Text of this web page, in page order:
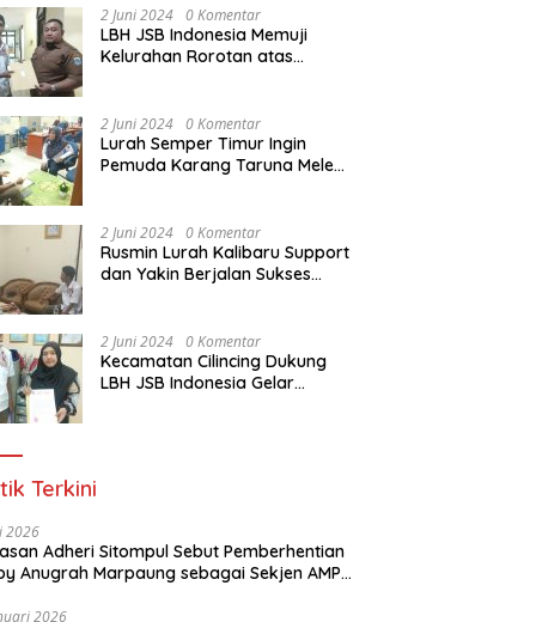
Paralegal Gratis Yang
Diadakan LBH JSB Indonesia
2 Juni 2024 0 Komentar
LBH JSB Indonesia Memuji
Kelurahan Rorotan atas
150 orang Pemuda Karang
Taruna di Jakarta Utara
2 Juni 2024 0 Komentar
Lurah Semper Timur Ingin
Pemuda Karang Taruna Melek
Diadakan LBH JSB Indonesia
2 Juni 2024 0 Komentar
Rusmin Lurah Kalibaru Support
dan Yakin Berjalan Sukses
Taruna di Jakarta Utara
2 Juni 2024 0 Komentar
Kecamatan Cilincing Dukung
LBH JSB Indonesia Gelar
Terkini
2026
Adheri Sitompul Sebut Pemberhentian
Anugrah Marpaung sebagai Sekjen AMPI
2026